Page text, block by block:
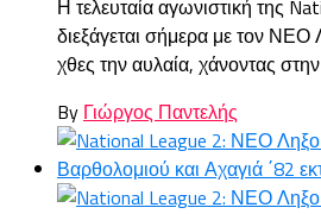
Η τελευταία αγωνιστική της
διεξάγεται σήμερα με τον ΝΕΟ
χθες την αυλαία, χάνοντας
By Γιώργος Παντελής